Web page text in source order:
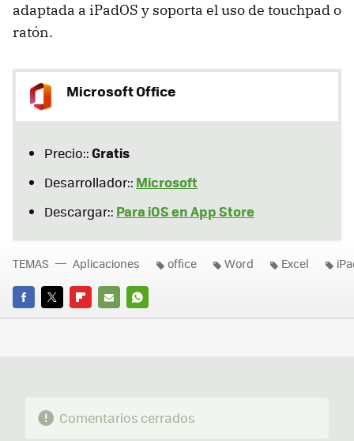
adaptada a iPadOS y soporta el uso de touchpad o
ratón.
Microsoft Office
Precio::Gratis
Desarrollador:: Microsoft
Descargar:: Para iOS en App Store
FACEBOOK
TWITTERFLIPBOARD
E-
WHATSAPP
TEMAS Aplicaciones office Word Excel
Comentarios cerrados